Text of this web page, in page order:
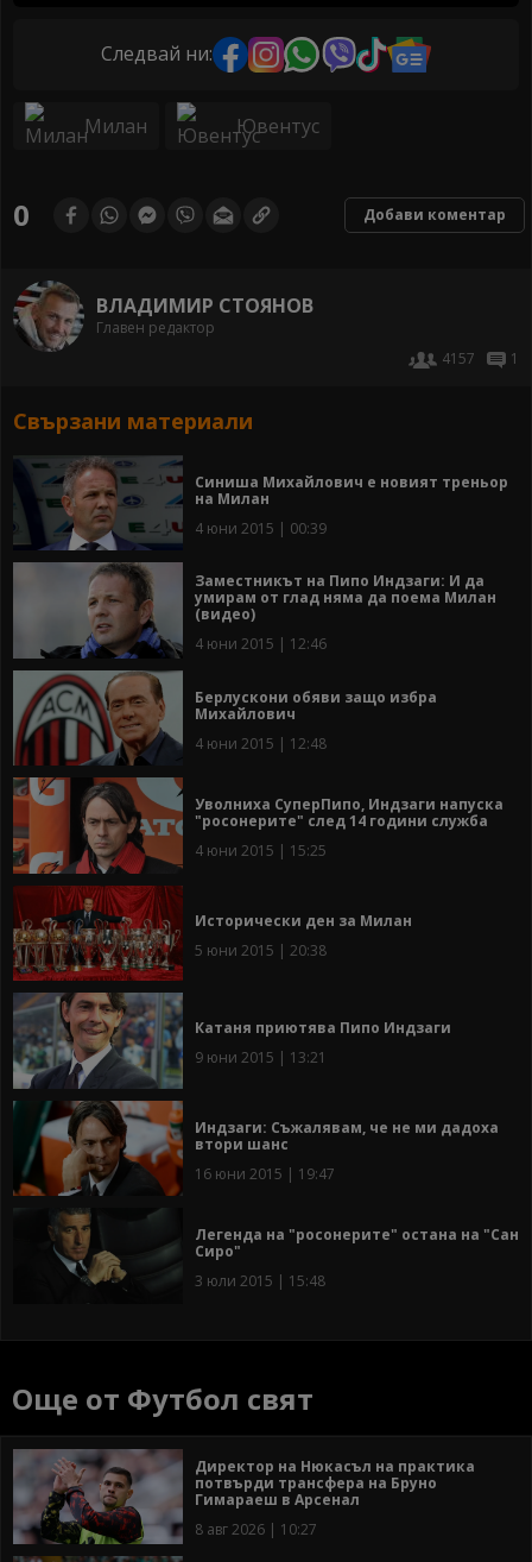
Следвай ни:
Милан Ювентус
0 Добави коментар
ВЛАДИМИР СТОЯНОВ
Главен редактор
4157
1
Свързани материали
Синиша Михайлович е новият треньор
на Милан
4 юни 2015 | 00:39
Заместникът на Пипо Индзаги: И да
умирам от глад няма да поема Милан
(видео)
4 юни 2015 | 12:46
Берлускони обяви защо избра
Михайлович
4 юни 2015 | 12:48
Уволниха СуперПипо, Индзаги напуска
"росонерите" след 14 години служба
4 юни 2015 | 15:25
Исторически ден за Милан
5 юни 2015 | 20:38
Катаня приютява Пипо Индзаги
9 юни 2015 | 13:21
Индзаги: Съжалявам, че не ми дадоха
втори шанс
16 юни 2015 | 19:47
Легенда на "росонерите" остана на "Сан
Сиро"
3 юли 2015 | 15:48
Още от Футбол свят
Директор на Нюкасъл на практика
потвърди трансфера на Бруно
Гимараеш в Арсенал
8 авг 2026 | 10:27